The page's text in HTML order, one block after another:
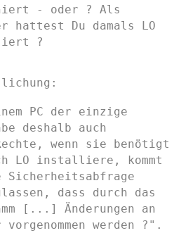
- oder
? Als
hattest Du damals LO
?
PC der einzige
deshalb auch
wenn sie benötigt
LO installiere, kommt
Sicherheitsabfrage
dass durch das
[...] Änderungen an
vorgenommen werden ?".